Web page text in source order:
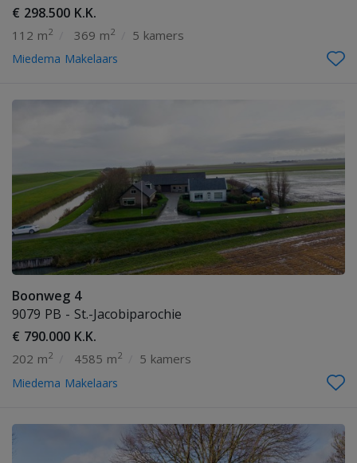
€ 298.500 K.K.
112 m 2 369 m 2 5 kamers
Miedema Makelaars
Boonweg 4
9079 PB - St.-Jacobiparochie
€ 790.000 K.K.
202 m2 4585 m2 5 kamers
Miedema Makelaars